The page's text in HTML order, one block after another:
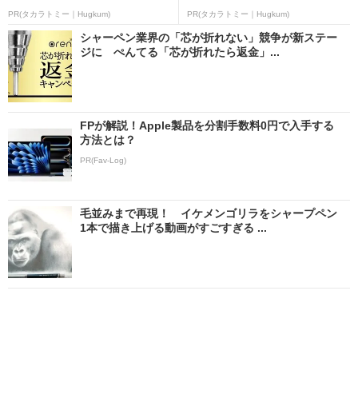
PR(タカラトミー｜Hugkum) PR(タカラトミー｜Hugkum)
シャーペン業界の「芯が折れない」競争が新ステー
ジに ぺんてる「芯が折れたら返金」...
FPが解説！Apple製品を分割手数料0円で入手する
方法とは？
PR(Fav-Log)
毛並みまで再現！ イケメンゴリラをシャープペン
1本で描き上げる動画がすごすぎる ...